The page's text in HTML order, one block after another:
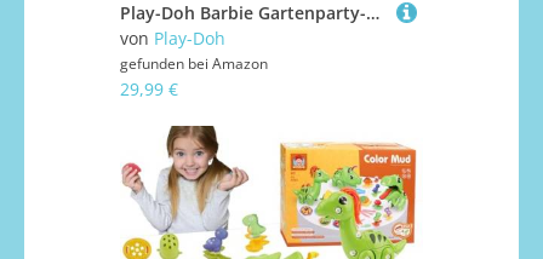
Play-Doh Barbie Gartenparty-Set
von Play-Doh
gefunden bei Amazon
29,99 €